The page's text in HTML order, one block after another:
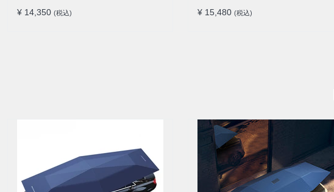
¥ 14,350 (税込) ¥ 15,480 (税込)